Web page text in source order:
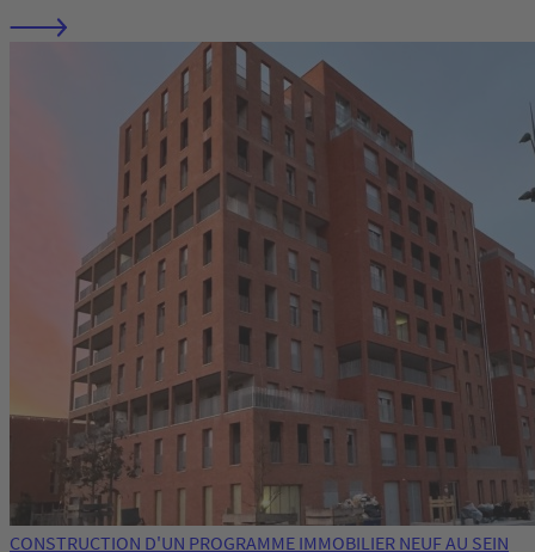
CONSTRUCTION D'UN PROGRAMME IMMOBILIER NEUF AU SEIN